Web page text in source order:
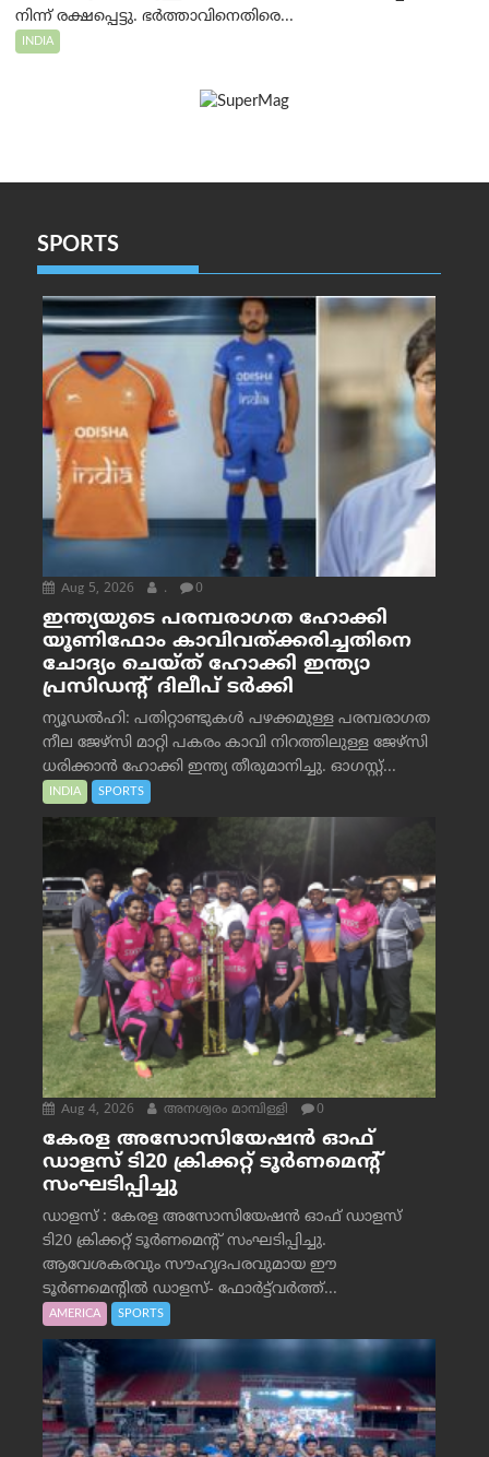
നിന്ന് രക്ഷപ്പെട്ടു. ഭർത്താവിനെതിരെ...
INDIA
SPORTS
Aug 5, 2026 . 0
ഇന്ത്യയുടെ പരമ്പരാഗത ഹോക്കി
യൂണിഫോം കാവിവത്ക്കരിച്ചതിനെ
ചോദ്യം ചെയ്ത് ഹോക്കി ഇന്ത്യാ
പ്രസിഡന്റ് ദിലീപ് ടര്‍ക്കി
ന്യൂഡൽഹി: പതിറ്റാണ്ടുകൾ പഴക്കമുള്ള പരമ്പരാഗത
നീല ജേഴ്‌സി മാറ്റി പകരം കാവി നിറത്തിലുള്ള ജേഴ്‌സി
ധരിക്കാൻ ഹോക്കി ഇന്ത്യ തീരുമാനിച്ചു. ഓഗസ്റ്റ്...
INDIA SPORTS
Aug 4, 2026 അനശ്വരം മാമ്പിള്ളി 0
കേരള അസോസിയേഷൻ ഓഫ്
ഡാളസ് ടി20 ക്രിക്കറ്റ് ടൂർണമെന്റ്
സംഘടിപ്പിച്ചു
ഡാളസ് : കേരള അസോസിയേഷൻ ഓഫ് ഡാളസ്
ടി20 ക്രിക്കറ്റ് ടൂർണമെന്റ് സംഘടിപ്പിച്ചു.
ആവേശകരവും സൗഹൃദപരവുമായ ഈ
ടൂർണമെന്റിൽ ഡാളസ്- ഫോർട്ട്‌വര്‍ത്ത്...
AMERICA SPORTS